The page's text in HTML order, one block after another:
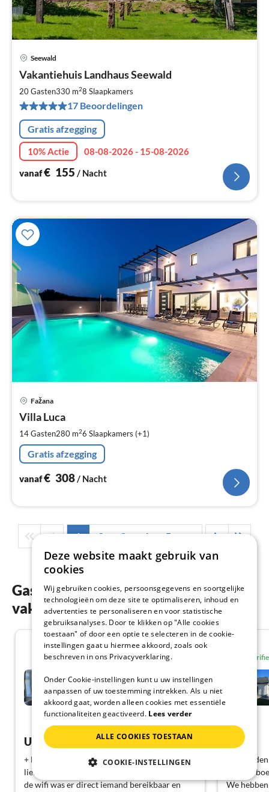
Seewald
Vakantiehuis Landhaus Seewald
20 Gasten330 m28 Slaapkamers
17 Beoordelingen
Gratis afzegging
10% Actie
08-08-2026 - 15-08-2026
vanaf€ 155 / Nacht
Fažana
Villa Luca
14 Gasten280 m26 Slaapkamers (+1)
Gratis afzegging
vanaf€ 308/ Nacht
1 2 3 4 5 ...
Gastenbeoordelingen van onze
vakantiewoningen in Europa
5.0
Gezinsvakantie Cuxhaven
Cuxhaven
Toon Duits
Uitzonderlijk
+ De gehele inrichting was erg mooi en
liefdevol ingericht. Vanwege problemen met
de wifi was er direct iemand bereikbaar en
We
kunnen
We
Deze website maakt gebruik van
cookies
Wij gebruiken cookies, persoonsgegevens en soortgelijke
technologieën om deze site te optimaliseren, inhoud en
advertenties te personaliseren en voor statistische
gebruiksanalyses. Door te klikken op "Alle cookies
toestaan" of door een optie te selecteren in de cookie-
instellingen gaat u hiermee akkoord, zoals ook
beschreven in ons Privacyverklaring.
Onder Cookie-instellingen kunt u uw instellingen
aanpassen of uw toestemming intrekken. Als u niet
akkoord gaat, worden alleen cookies met essentiële
functionaliteiten geactiveerd. Lees verder
ALLE COOKIES TOESTAAN
COOKIE-INSTELLINGEN